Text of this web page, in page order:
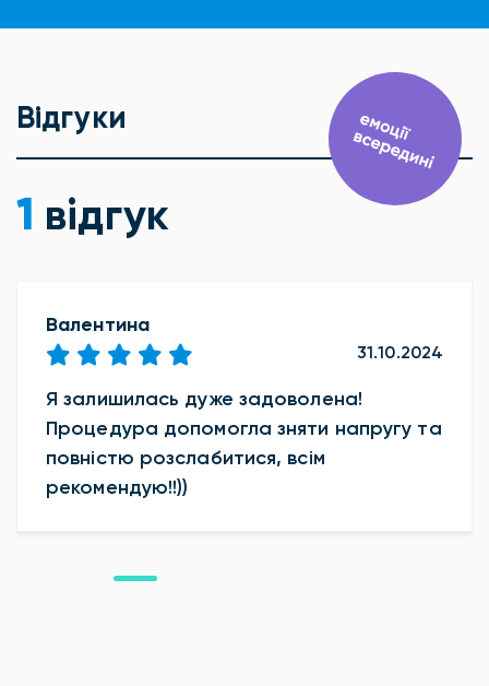
Відгуки
1 відгук
Валентина
31.10.2024
Я залишилась дуже задоволена!
Процедура допомогла зняти напругу та
повністю розслабитися, всім
рекомендую!!))